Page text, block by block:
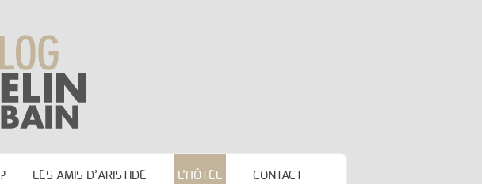
LES AMIS D’ARISTIDE L’HÔTEL CONTACT